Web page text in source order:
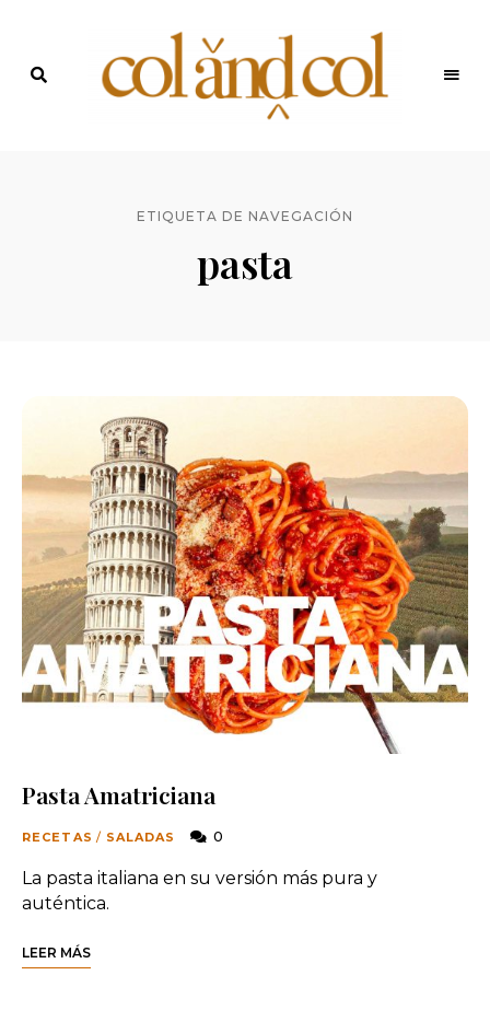
ColandCol
ETIQUETA DE NAVEGACIÓN
pasta
Pasta Amatriciana
RECETAS / SALADAS 0
La pasta italiana en su versión más pura y
auténtica.
LEER MÁS